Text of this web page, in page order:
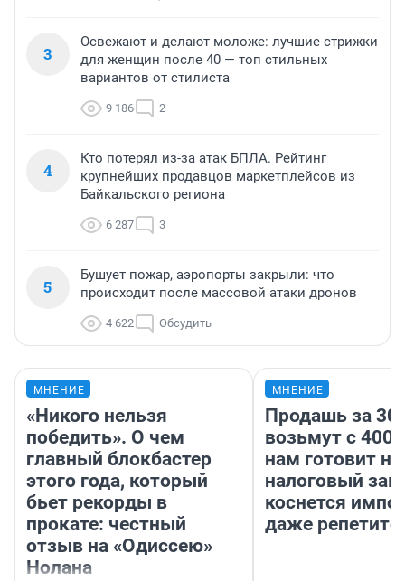
3
Освежают и делают моложе: лучшие стрижки
для женщин после 40 — топ стильных
вариантов от стилиста
9 186 2
4
Кто потерял из-за атак БПЛА. Рейтинг
крупнейших продавцов маркетплейсов из
Байкальского региона
6 287 3
5
Бушует пожар, аэропорты закрыли: что
происходит после массовой атаки дронов
4 622 Обсудить
МНЕНИЕ
«Никого нельзя
победить». О чем
главный блокбастер
этого года, который
бьет рекорды в
прокате: честный
отзыв на «Одиссею»
Нолана
МНЕНИЕ
Продашь за
возьмут с
нам готовит
налоговый
коснется
даже